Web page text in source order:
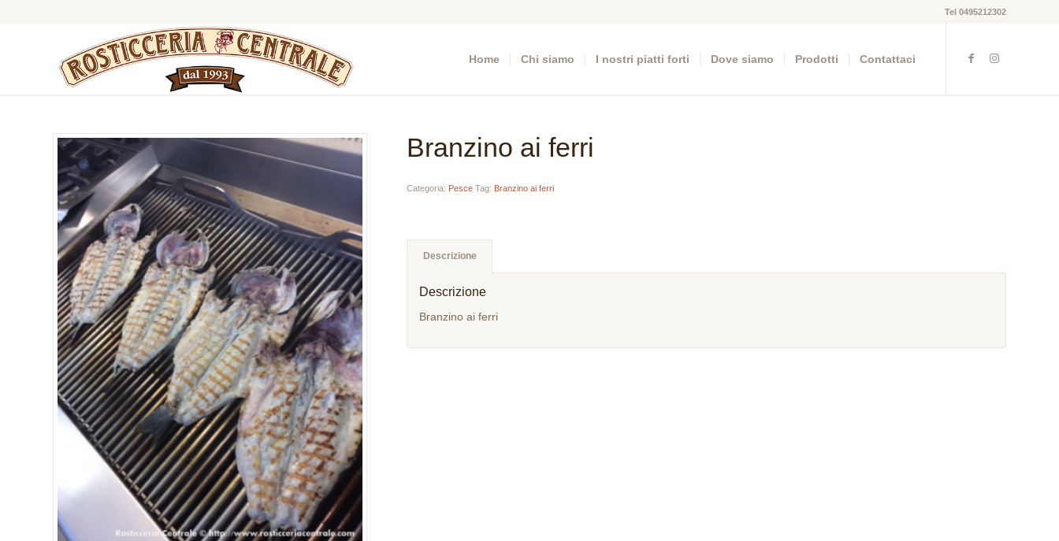
Tel 0495212302
Home Chi siamo I nostri piatti forti Dove siamo Prodotti Contattaci
Branzino ai ferri
Categoria: Pesce Tag: Branzino ai ferri
Descrizione
Descrizione
Branzino ai ferri